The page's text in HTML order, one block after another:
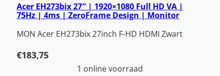
Acer EH273bix 27″ | 1920×1080 Full HD VA |
75Hz | 4ms | ZeroFrame Design | Monitor
MON Acer EH273bix 27inch F-HD HDMI Zwart
€183,75
1 online voorraad